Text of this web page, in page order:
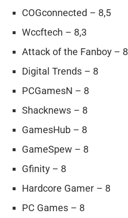
COGconnected – 8,5
Wccftech – 8,3
Attack of the Fanboy – 8
Digital Trends – 8
PCGamesN – 8
Shacknews – 8
GamesHub – 8
GameSpew – 8
Gfinity – 8
Hardcore Gamer – 8
PC Games – 8